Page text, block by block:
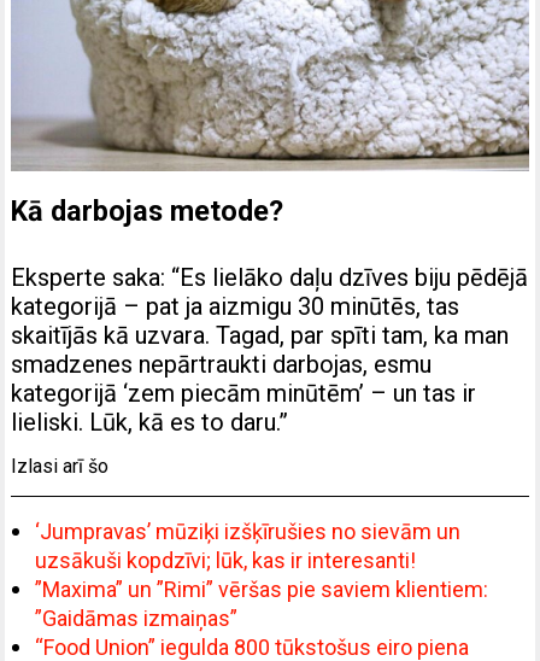
Kā darbojas metode?
Eksperte saka: “Es lielāko daļu dzīves biju pēdējā
kategorijā – pat ja aizmigu 30 minūtēs, tas
skaitījās kā uzvara. Tagad, par spīti tam, ka man
smadzenes nepārtraukti darbojas, esmu
kategorijā ‘zem piecām minūtēm’ – un tas ir
lieliski. Lūk, kā es to daru.”
Izlasi arī šo
‘Jumpravas’ mūziķi izšķīrušies no sievām un
uzsākuši kopdzīvi; lūk, kas ir interesanti!
”Maxima” un ”Rimi” vēršas pie saviem klientiem:
”Gaidāmas izmaiņas”
“Food Union” iegulda 800 tūkstošus eiro piena